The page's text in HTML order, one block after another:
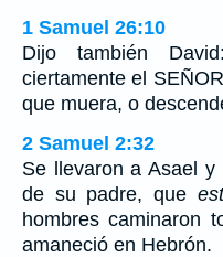
1 Samuel 26:10
Dijo también
ciertamente el
que muera, o
2 Samuel 2:32
Se llevaron a Asael
de su padre, que
hombres caminaron
amaneció en Hebrón.